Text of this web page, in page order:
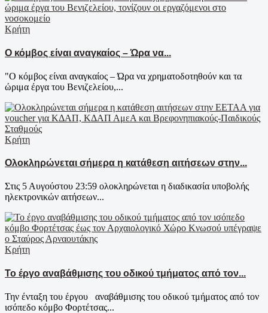
Κρήτη
Ο κόμβος είναι αναγκαίος – Ώρα να...
"Ο κόμβος είναι αναγκαίος – Ώρα να χρηματοδοτηθούν και τα
ώριμα έργα του Βενιζελείου,...
Κρήτη
Ολοκληρώνεται σήμερα η κατάθεση αιτήσεων στην...
Στις 5 Αυγούστου 23:59 ολοκληρώνεται η διαδικασία υποβολής
ηλεκτρονικών αιτήσεων...
Κρήτη
Το έργο αναβάθμισης του οδικού τμήματος από τον...
Την ένταξη του έργου αναβάθμισης του οδικού τμήματος από τον
ισόπεδο κόμβο Φορτέτσας...